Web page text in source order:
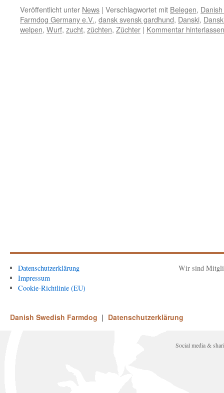
Veröffentlicht unter News | Verschlagwortet mit Belegen,
Farmdog Germany e.V., dansk svensk gardhund, Danski,
welpen, Wurf, zucht, züchten, Züchter | Kommentar hinterlassen
Datenschutzerklärung
Impressum
Cookie-Richtlinie (EU)
Wir sind
Danish Swedish Farmdog Datenschutzerklärung
Social media &